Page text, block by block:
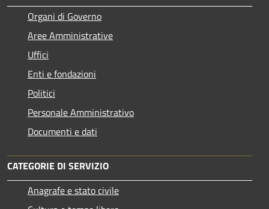
Organi di Governo
Aree Amministrative
Uffici
Enti e fondazioni
Politici
Personale Amministrativo
Documenti e dati
CATEGORIE DI SERVIZIO
Anagrafe e stato civile